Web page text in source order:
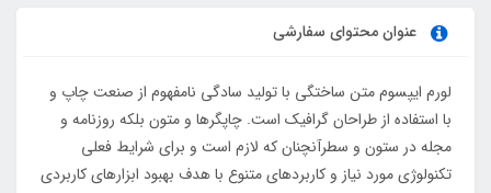
عنوان محتوای سفارشی
لورم ایپسوم متن ساختگی با تولید سادگی نامفهوم از صنعت چاپ و
با استفاده از طراحان گرافیک است. چاپگرها و متون بلکه روزنامه و
مجله در ستون و سطرآنچنان که لازم است و برای شرایط فعلی
تکنولوژی مورد نیاز و کاربردهای متنوع با هدف بهبود ابزارهای کاربردی